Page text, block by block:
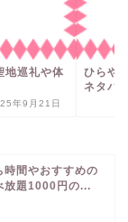
地巡礼や体
年9月21日
ひらや
ネタバ
時間やおすすめの
放題1000円の...